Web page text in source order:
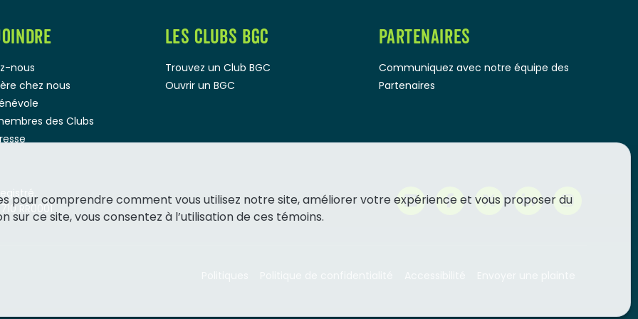
nous
chez nous
des Clubs
LES CLUBS BGC
Trouvez un Club BGC
Ouvrir un BGC
PARTENAIRES
Communiquez avec notre équipe des
Partenaires
RR0001
pour comprendre comment vous utilisez notre site, améliorer votre expérience et vous proposer du
ce site, vous consentez à l’utilisation de ces témoins.